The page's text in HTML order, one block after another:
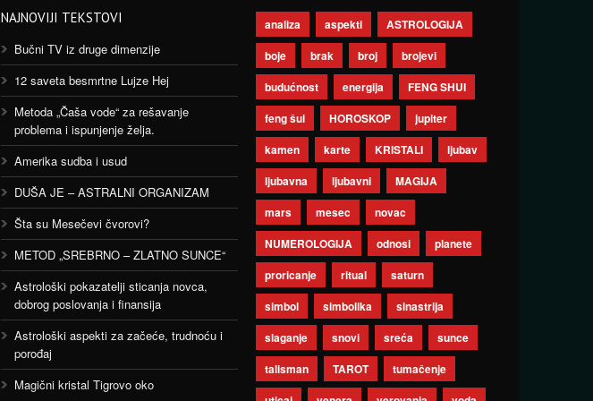
NAJNOVIJI TEKSTOVI
Bučni TV iz druge dimenzije
12 saveta besmrtne Lujze Hej
Metoda „Čaša vode“ za rešavanje
problema i ispunjenje želja.
Amerika sudba i usud
DUŠA JE – ASTRALNI ORGANIZAM
Šta su Mesečevi čvorovi?
METOD „SREBRNO – ZLATNO SUNCE“
Astrološki pokazatelji sticanja novca,
dobrog poslovanja i finansija
Astrološki aspekti za začeće, trudnoću i
porođaj
Magični kristal Tigrovo oko
analiza aspekti
ASTROLOGIJA
boje
brak broj
brojevi
budućnost
energija
FENG SHUI
feng šui
HOROSKOP
jupiter
kamen
karte KRISTALI
ljubav
ljubavna
ljubavni
MAGIJA
mars
mesec
novac
NUMEROLOGIJA
odnosi
planete
proricanje
ritual
saturn
simbol
simbolika
sinastrija
slaganje
snovi sreća
sunce
talisman
TAROT
tumačenje